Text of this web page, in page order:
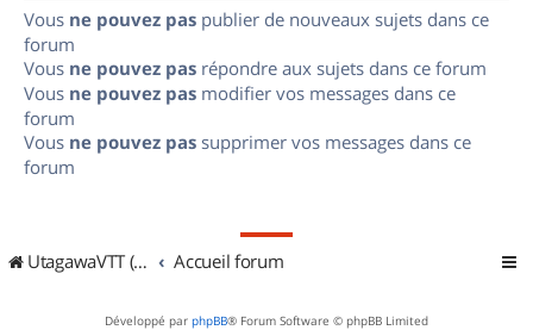
Vous ne pouvez pas publier de nouveaux sujets dans ce
forum
Vous ne pouvez pas répondre aux sujets dans ce forum
Vous ne pouvez pas modifier vos messages dans ce
forum
Vous ne pouvez pas supprimer vos messages dans ce
forum
UtagawaVTT (Randos VTT et VTTAE avec traces GPS) Accueil forum
Développé par phpBB® Forum Software © phpBB Limited